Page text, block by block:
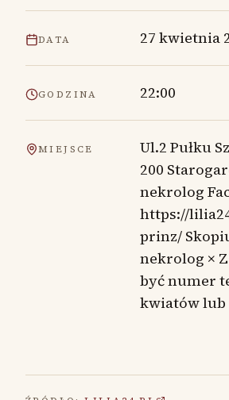
DATA 27 kwietnia
GODZINA 22:00
MIEJSCE
Ul.2 Pułku
200
nekrolog
https://
prinz/
nekrolog ×
być numer
kwiatów